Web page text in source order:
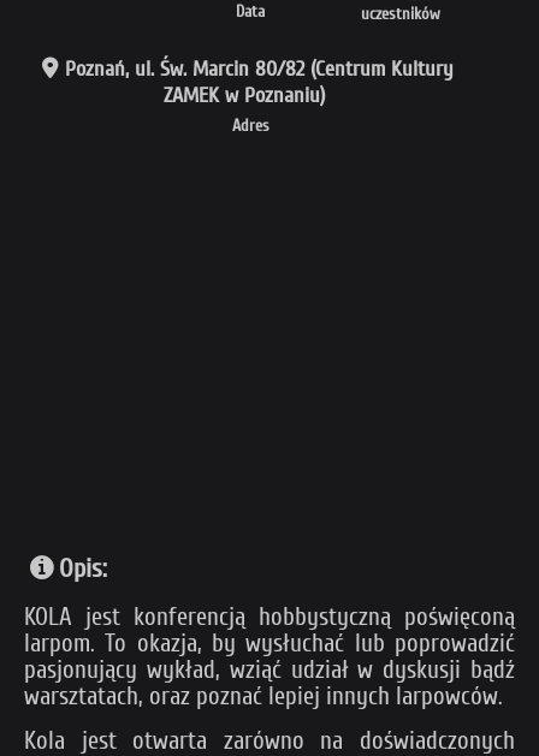
Data
uczestników
Adres
Poznań, ul. Św. Marcin 80/82 (Centrum Kultury
ZAMEK w Poznaniu)
Opis:
KOLA jest konferencją hobbystyczną poświęconą
larpom. To okazja, by wysłuchać lub poprowadzić
pasjonujący wykład, wziąć udział w dyskusji bądź
warsztatach, oraz poznać lepiej innych larpowców.
Kola jest otwarta zarówno na doświadczonych